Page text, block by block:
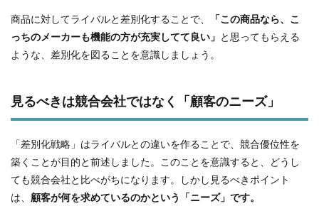
商品に対してライバルと差別化することで、
「この商品なら、こ
っちのメーカーも機能の方が充実してて良い」 と思ってもらえる
ような、差別化を図ることを意識しましょう。
見るべきは競合会社ではなく「顧客のニーズ」
「差別化戦略」はライバルとの違いを作ることで、競合優位性を
築くことが目的と前述しました。このことを意識すると、どうし
ても競合会社と比べがちになります。しかし見るべきポイント
は、 顧客が何を求めているのかという「ニーズ」です。